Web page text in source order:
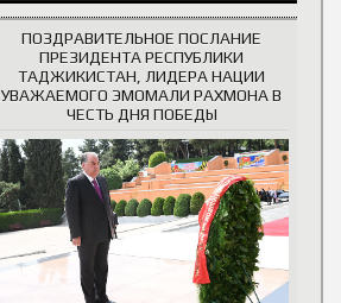
ПОЗДРАВИТЕЛЬНОЕ ПОСЛАНИЕ
ПРЕЗИДЕНТА РЕСПУБЛИКИ
ТАДЖИКИСТАН, ЛИДЕРА НАЦИИ
УВАЖАЕМОГО ЭМОМАЛИ РАХМОНА В
ЧЕСТЬ ДНЯ ПОБЕДЫ